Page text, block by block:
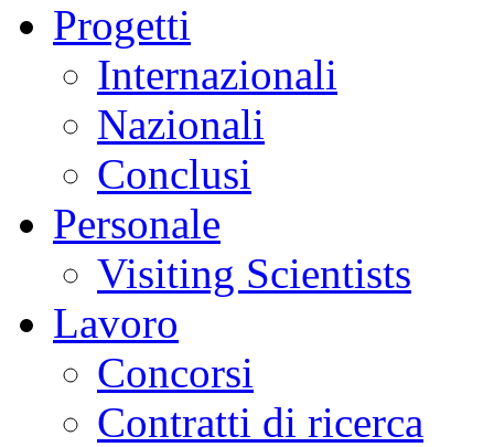
Progetti
Internazionali
Nazionali
Conclusi
Personale
Visiting Scientists
Lavoro
Concorsi
Contratti di ricerca